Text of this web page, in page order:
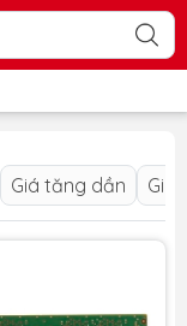
Giá tăng dần Giá